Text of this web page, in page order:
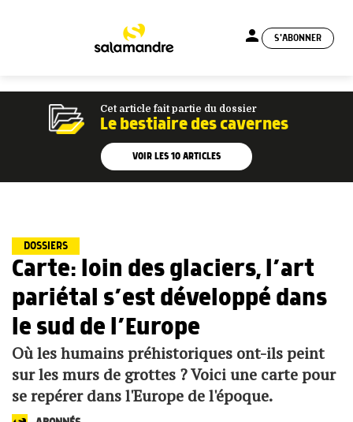
person S'ABONNER
Cet article fait partie du dossier
Le bestiaire des cavernes
VOIR LES 10 ARTICLES
DOSSIERS
Carte: loin des glaciers, l’art
pariétal s’est développé dans
le sud de l’Europe
Où les humains préhistoriques ont-ils peint
sur les murs de grottes ? Voici une carte pour
se repérer dans l'Europe de l'époque.